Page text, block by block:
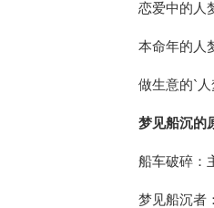
恋爱中的人
本命年的人
做生意的`人
梦见船沉的
船车破碎：
梦见船沉者